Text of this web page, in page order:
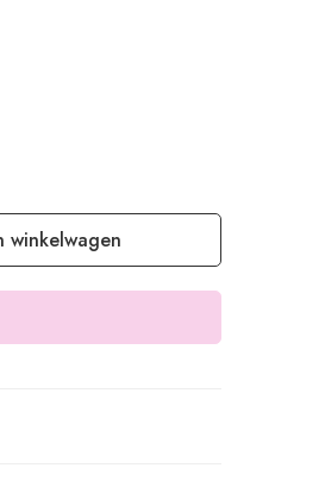
winkelwagen